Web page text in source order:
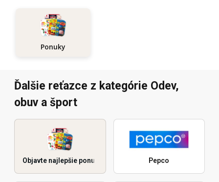
Ponuky
Ďalšie reťazce z kategórie Odev,
obuv a šport
Objavte najlepšie ponuky Pepco